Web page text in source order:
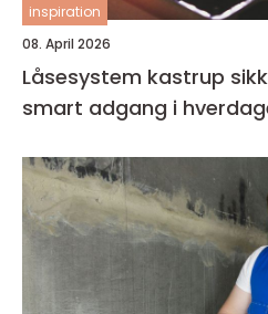
inspiration
08. April 2026
Låsesystem kastrup sikkerhed, tryghed og
smart adgang i